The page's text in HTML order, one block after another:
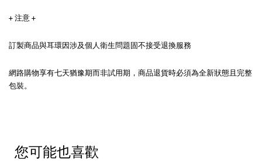
+ 注意 +
訂製商品與耳環因涉及個人衛生問題固不接受退換服務
網路購物享有七天猶豫期而非試用期，商品退貨時必須為全新狀態且完整
包裝。
您可能也喜歡